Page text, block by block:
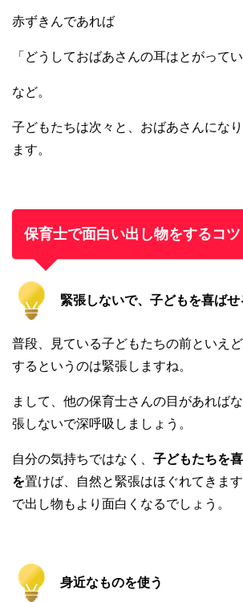
赤ずきんであれば
「どうしておばあさんの耳はとがってい
など。
子どもたちは次々と、おばあさんにな
ます。
保育士で面白い出し物をするコツ
緊張しないで、子どもを喜ば
普段、見ている子どもたちの前といえ
するというのは緊張しますね。
まして、他の保育士さんの目があれば
張しないで深呼吸しましょう。
自分の気持ちではなく、 子どもたちを
を置けば、自然と緊張はほぐれてきま
で出し物もより面白くなるでしょう。
身近なものを使う